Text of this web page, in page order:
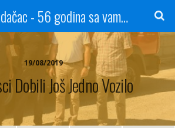
Radio Gradačac - 56 godina sa vama...
19/08/2019
Dobili Još Jedno Vozilo